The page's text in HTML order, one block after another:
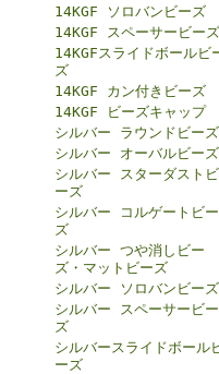
14KGF ソロバンビーズ
14KGF スペーサービーズ
14KGFスライドボールビ
ズ
14KGF カン付きビーズ
14KGF ビーズキャップ
シルバー ラウンドビーズ
シルバー オーバルビーズ
シルバー スターダストビ
ーズ
シルバー コルゲートビー
ズ
シルバー つや消しビー
ズ・マットビーズ
シルバー ソロバンビーズ
シルバー スペーサービー
ズ
シルバースライドボール
ーズ